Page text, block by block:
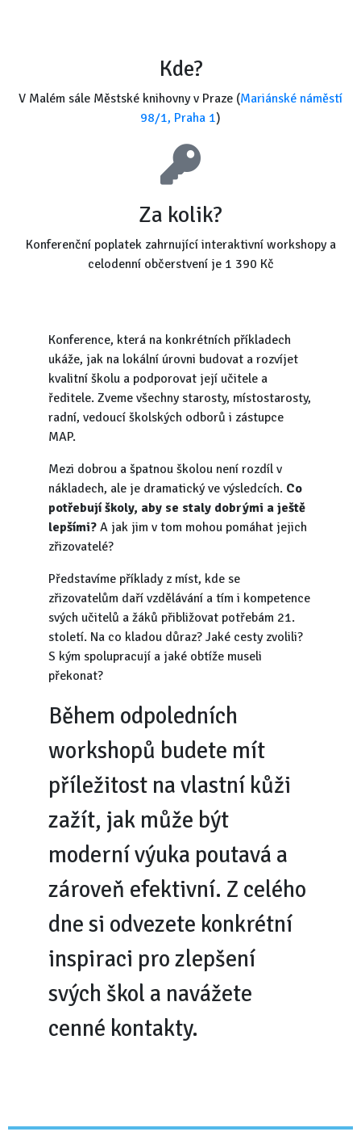
Kde?
V Malém sále Městské knihovny v Praze (Mariánské náměstí
98/1, Praha 1)
Za kolik?
Konferenční poplatek zahrnující interaktivní workshopy a
celodenní občerstvení je 1 390 Kč
Konference, která na konkrétních příkladech
ukáže, jak na lokální úrovni budovat a rozvíjet
kvalitní školu a podporovat její učitele a
ředitele. Zveme všechny starosty, místostarosty,
radní, vedoucí školských odborů i zástupce
MAP.
Mezi dobrou a špatnou školou není rozdíl v
nákladech, ale je dramatický ve výsledcích. Co
potřebují školy, aby se staly dobrými a ještě
lepšími? A jak jim v tom mohou pomáhat jejich
zřizovatelé?
Představíme příklady z míst, kde se
zřizovatelům daří vzdělávání a tím i kompetence
svých učitelů a žáků přibližovat potřebám 21.
století. Na co kladou důraz? Jaké cesty zvolili?
S kým spolupracují a jaké obtíže museli
překonat?
Během odpoledních
workshopů budete mít
příležitost na vlastní kůži
zažít, jak může být
moderní výuka poutavá a
zároveň efektivní. Z celého
dne si odvezete konkrétní
inspiraci pro zlepšení
svých škol a navážete
cenné kontakty.